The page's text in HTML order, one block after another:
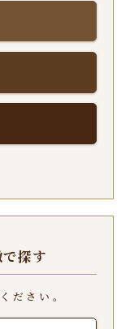
探す
ださい。